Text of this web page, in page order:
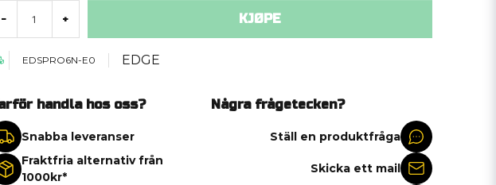
- + KJØPE
EDSPRO6N-E0 EDGE
handla hos oss?
Snabba leveranser
Fraktfria alternativ från
1000kr*
Några frågetecken?
Ställ en produktfråga
Skicka ett mail